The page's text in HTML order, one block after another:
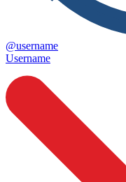
@username
Username